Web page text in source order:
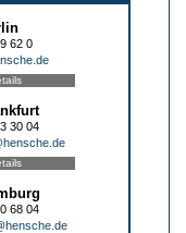
62 0
30 04
68 04